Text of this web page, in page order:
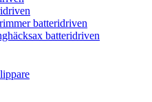
batteridriven
batteridriven